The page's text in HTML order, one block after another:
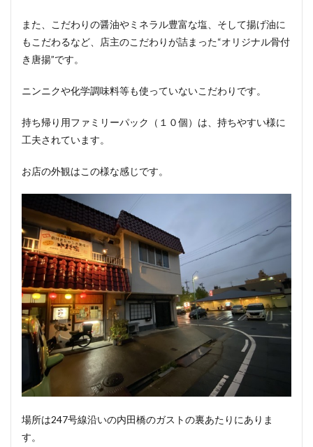
また、こだわりの醤油やミネラル豊富な塩、そして揚げ油に
もこだわるなど、店主のこだわりが詰まった“オリジナル骨付
き唐揚”です。
ニンニクや化学調味料等も使っていないこだわりです。
持ち帰り用ファミリーパック（１０個）は、持ちやすい様に
工夫されています。
お店の外観はこの様な感じです。
場所は247号線沿いの内田橋のガストの裏あたりにありま
す。